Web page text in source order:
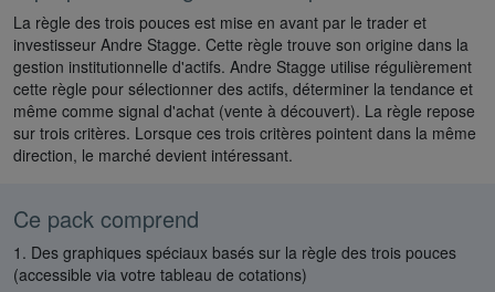
La règle des trois pouces est mise en avant par le trader et
investisseur Andre Stagge. Cette règle trouve son origine dans la
gestion institutionnelle d'actifs. Andre Stagge utilise régulièrement
cette règle pour sélectionner des actifs, déterminer la tendance et
même comme signal d'achat (vente à découvert). La règle repose
sur trois critères. Lorsque ces trois critères pointent dans la même
direction, le marché devient intéressant.
Ce pack comprend
1. Des graphiques spéciaux basés sur la règle des trois pouces
(accessible via votre tableau de cotations)